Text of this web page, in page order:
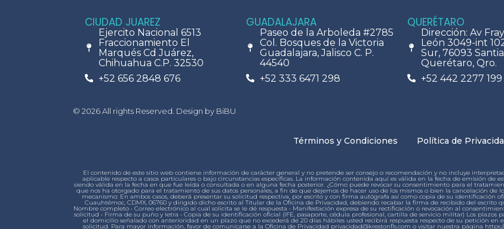
CIUDAD JUAREZ
Ejercito Nacional 6513
Fraccionamiento El
Marqués Cd Juárez,
Chihuahua C.P. 32530
+52 656 2848 676
GUADALAJARA
Paseo de la Arboleda #2785
Col. Bosques de la Victoria
Guadalajara, Jalisco C. P.
44540
+52 333 6471 298
QUERÉTARO
Dirección: Av
León 3049-int
Sur, 76093
Querétaro, Qro.
+52 442 2277 199
© 2026 All rights Reserved. Design by BiBU
Términos y Condiciones Política de
El contenido de este sitio web contiene información de carácter general y no pretende ser consejo o recomendación y no incluye
aplicable respecto a casos particulares o bajo circunstancias específicas. La información contenida aquí es válida en la fecha de emisión
siendo válida en la fecha en que fue leída o consultada o en alguna fecha posterior. ¿Cómo puede revocar su consentimiento para el
que nos ha otorgado para el tratamiento de sus datos personales, a fin de que dejemos de hacer uso de los mismos o bien la cancelación de
mecanismo: En ambos casos, deberá presentar su solicitud respectiva, por escrito y con firma autógrafa así como copia de su identificación
Cuauhtémoc, CDMX, 06760 y dirigido dicho escrito al Titular de la Oficina de Privacidad, debiendo recabar la firma de recibido del escrito
Nombre completo • Correo electrónico al cual solicita se le dé respuesta • Manifestación expresa de su rectificación o revocación al
solicitud • Firma de su puño y letra • Copia de su identificación oficial (IFE, pasaporte, cédula profesional, cartilla de servicio militar) Los plazos
el domicilio señalado con anterioridad en un plazo que no excederá de 20 días hábiles usted recibirá respuesta respecto de su petición en
solicitud. Para mayor información, favor de comunicarse a la Oficina de Privacidad privacidad@krestonfls.com o visitar nuestra página